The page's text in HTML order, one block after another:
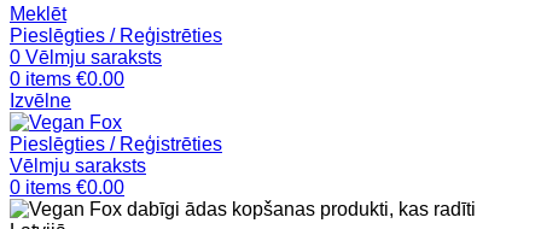
Meklēt
Pieslēgties / Reģistrēties
0 Vēlmju saraksts
0 items €0.00
Izvēlne
Pieslēgties / Reģistrēties
Vēlmju saraksts
0 items €0.00